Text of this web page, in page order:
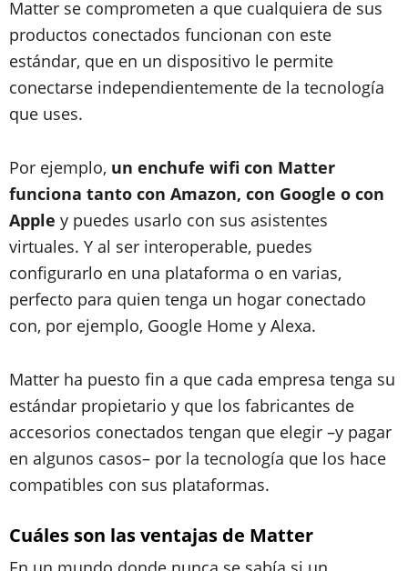
Matter se comprometen a que cualquiera de sus
productos conectados funcionan con este
estándar, que en un dispositivo le permite
conectarse independientemente de la tecnología
que uses.
Por ejemplo, un enchufe wifi con Matter
funciona tanto con Amazon, con Google o con
Apple y puedes usarlo con sus asistentes
virtuales. Y al ser interoperable, puedes
configurarlo en una plataforma o en varias,
perfecto para quien tenga un hogar conectado
con, por ejemplo, Google Home y Alexa.
Matter ha puesto fin a que cada empresa tenga su
estándar propietario y que los fabricantes de
accesorios conectados tengan que elegir –y pagar
en algunos casos– por la tecnología que los hace
compatibles con sus plataformas.
Cuáles son las ventajas de Matter